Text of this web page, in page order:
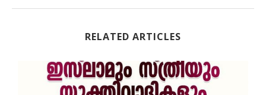
RELATED ARTICLES